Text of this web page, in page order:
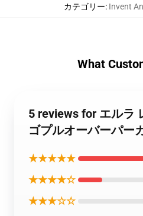
カテゴリー: Invent
What
5 reviews for エルラ
ゴプルオーバーパー
★★★★★
★★★★☆
★★★☆☆